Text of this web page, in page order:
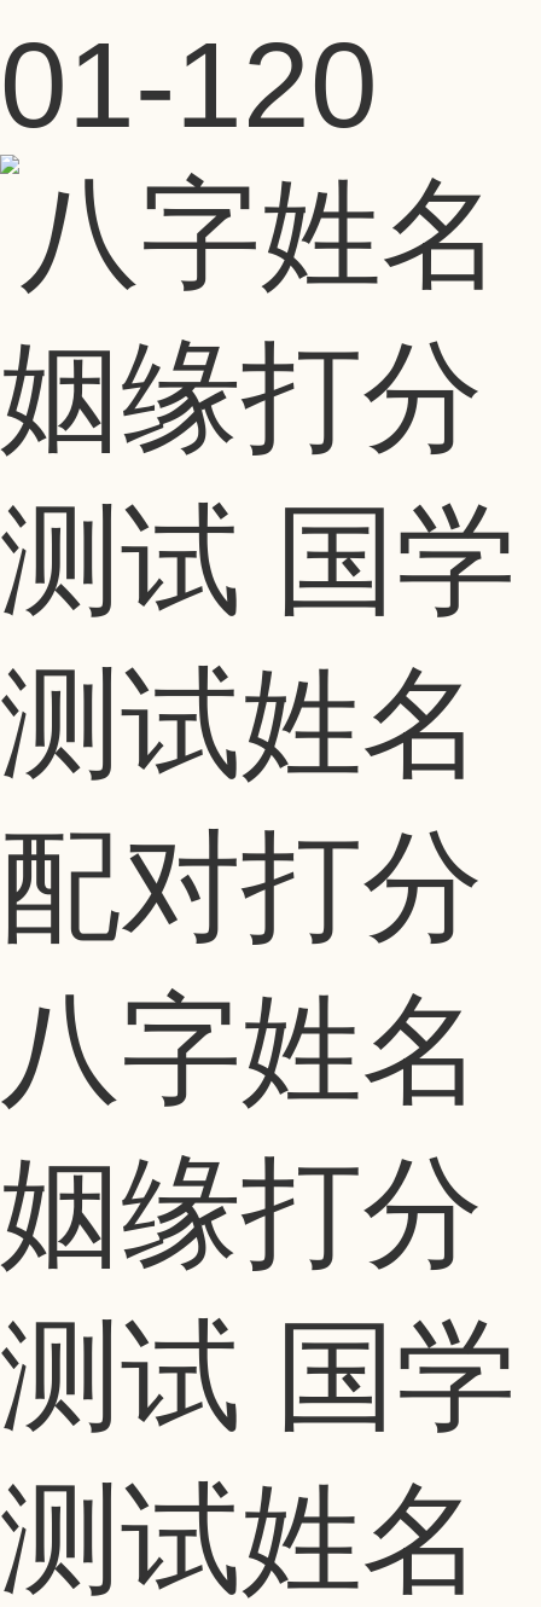
01-120
八字姓名
姻缘打分
测试 国学
测试姓名